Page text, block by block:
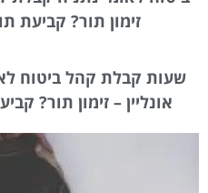
זימון תור? קביעת
שעות קבלת קהל ביטוח
אונליין – זימון תור?